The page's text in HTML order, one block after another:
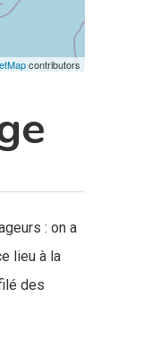
contributors
: on a
lieu à la
des